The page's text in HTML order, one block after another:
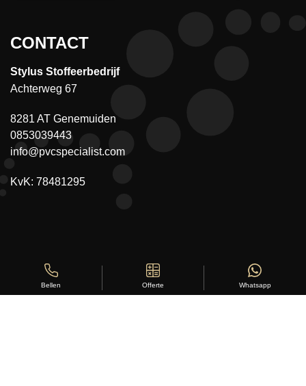
CONTACT
Stylus Stoffeerbedrijf
Achterweg 67
8281 AT Genemuiden
0853039443
info@pvcspecialist.com
KvK: 78481295
Bellen Offerte Whatsapp